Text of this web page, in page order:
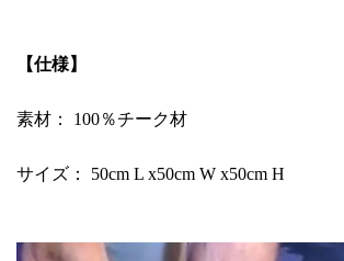
【仕様】
素材： 100％チーク材
サイズ： 50cm L x50cm W x50cm H